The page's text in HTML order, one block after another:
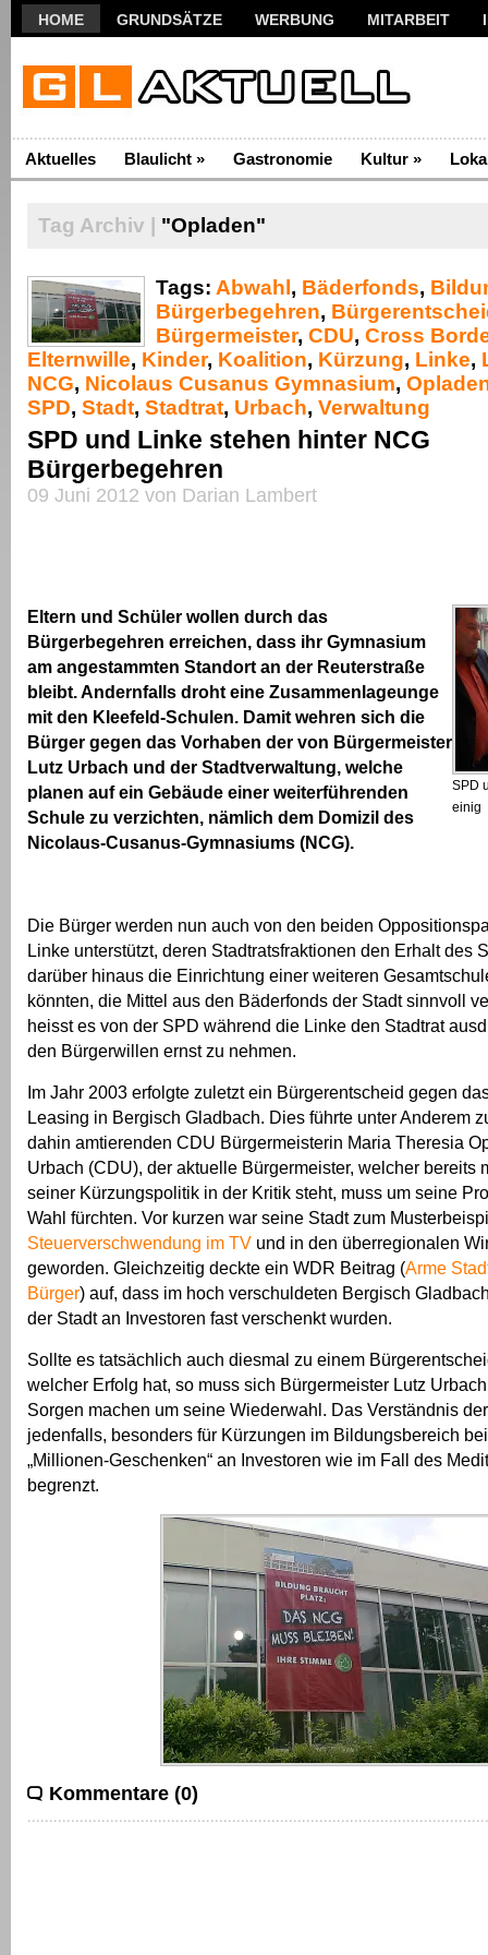
HOME GRUNDSÄTZE WERBUNG MITARBEIT
Aktuelles Blaulicht » Gastronomie Kultur »
Tag Archiv | "Opladen"
Tags: Abwahl , Bäderfonds,
Bürgerbegehren,
Bürgermeister, CDU, Cross
Elternwille, Kinder, Koalition, Kürzung, Linke,
NCG, Nicolaus Cusanus Gymnasium,
SPD, Stadt, Stadtrat, Urbach, Verwaltung
SPD und Linke stehen hinter NCG
Bürgerbegehren
09 Juni 2012 von Darian Lambert
SPD
einig
Eltern und Schüler wollen durch das
Bürgerbegehren erreichen, dass ihr Gymnasium
am angestammten Standort an der Reuterstraße
bleibt. Andernfalls droht eine Zusammenlageunge
mit den Kleefeld-Schulen. Damit wehren sich die
Bürger gegen das Vorhaben der von Bürgermeister
Lutz Urbach und der Stadtverwaltung, welche
planen auf ein Gebäude einer weiterführenden
Schule zu verzichten, nämlich dem Domizil des
Nicolaus-Cusanus-Gymnasiums (NCG).
Die Bürger werden nun auch von den beiden
Linke unterstützt, deren Stadtratsfraktionen den Erhalt des
darüber hinaus die Einrichtung einer weiteren
könnten, die Mittel aus den Bäderfonds der Stadt sinnvoll
heisst es von der SPD während die Linke den Stadtrat
den Bürgerwillen ernst zu nehmen.
Im Jahr 2003 erfolgte zuletzt ein Bürgerentscheid gegen
Leasing in Bergisch Gladbach. Dies führte unter Anderem
dahin amtierenden CDU Bürgermeisterin Maria Theresia
Urbach (CDU), der aktuelle Bürgermeister, welcher bereits
seiner Kürzungspolitik in der Kritik steht, muss um seine
Wahl fürchten. Vor kurzen war seine Stadt zum
Steuerverschwendung im TV und in den überregionalen
geworden. Gleichzeitig deckte ein WDR Beitrag (Arme
Bürger) auf, dass im hoch verschuldeten Bergisch
der Stadt an Investoren fast verschenkt wurden.
Sollte es tatsächlich auch diesmal zu einem
welcher Erfolg hat, so muss sich Bürgermeister Lutz
Sorgen machen um seine Wiederwahl. Das Verständnis
jedenfalls, besonders für Kürzungen im Bildungsbereich
„Millionen-Geschenken“ an Investoren wie im Fall des
begrenzt.
Kommentare (0)